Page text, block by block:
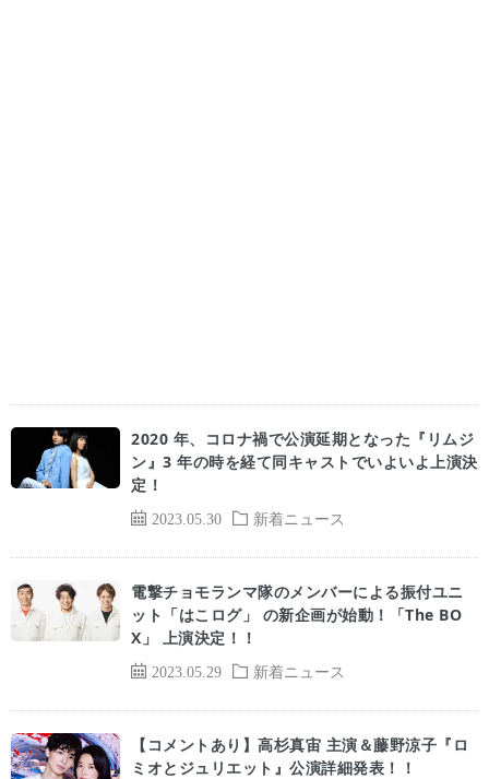
2023.05.30 新着ニュース
2020 年、コロナ禍で公演延期となった『リムジ
ン』3 年の時を経て同キャストでいよいよ上演決
定！
2023.05.29 新着ニュース
電撃チョモランマ隊のメンバーによる振付ユニ
ット「はこログ」 の新企画が始動！「The BO
X」 上演決定！！
【コメントあり】高杉真宙 主演＆藤野涼子『ロ
ミオとジュリエット』公演詳細発表！！